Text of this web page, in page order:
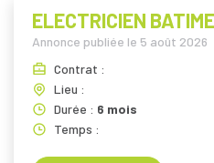
ELECTRICIEN
Annonce publiée le 5 août 2026
Contrat :
Lieu :
Durée : 6 mois
Temps :